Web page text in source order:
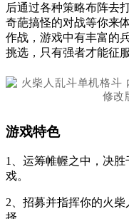
后通过各种策略布阵去
奇葩搞怪的对战等你来
作战，游戏中有丰富的
挑选，只有强者才能征
游戏特色
1、运筹帷幄之中，决
戏。
2、招募并指挥你的火